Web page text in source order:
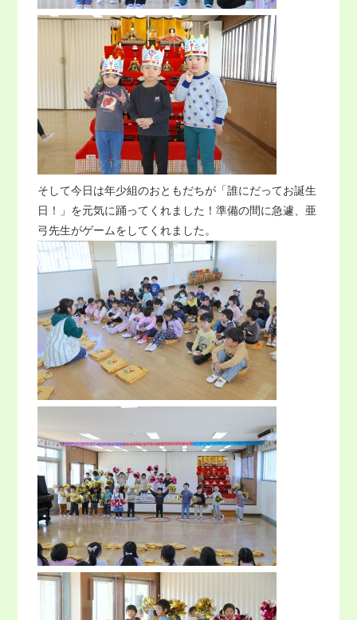
そして今日は年少組のおともだちが「誰にだってお誕生
日！」を元気に踊ってくれました！準備の間に急遽、亜
弓先生がゲームをしてくれました。